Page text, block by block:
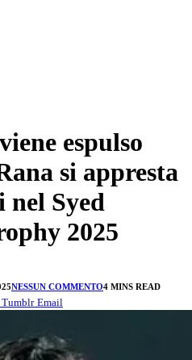
espulso
si appresta
nel Syed
2025
NESSUN COMMENTO4 MINS READ
Tumblr Email